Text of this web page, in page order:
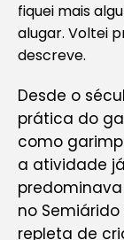
fiquei mais
alugar. Voltei
descreve.
Desde o
prática do
como
a atividade
no
repleta de